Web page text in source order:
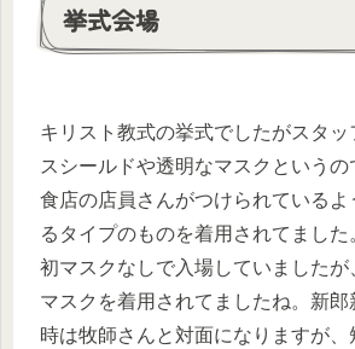
挙式会場
キリスト教式の挙式でしたがスタッ
スシールドや透明なマスクという
食店の店員さんがつけられているよ
るタイプのものを着用されてまし
初マスクなしで入場していましたが
マスクを着用されてましたね。新郎
時は牧師さんと対面になりますが